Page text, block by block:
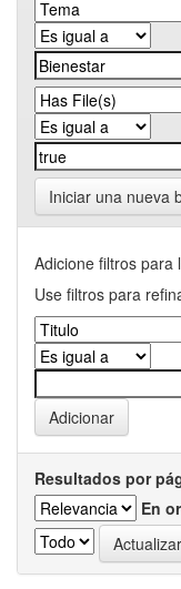
Iniciar una nueva
Adicione filtros para
Use filtros para
Resultados por
En